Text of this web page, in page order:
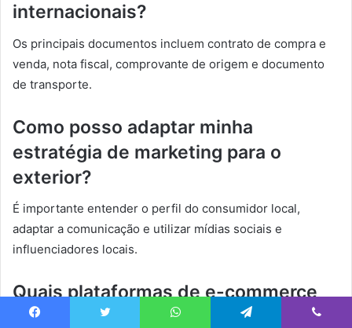
internacionais?
Os principais documentos incluem contrato de compra e
venda, nota fiscal, comprovante de origem e documento
de transporte.
Como posso adaptar minha
estratégia de marketing para o
exterior?
É importante entender o perfil do consumidor local,
adaptar a comunicação e utilizar mídias sociais e
influenciadores locais.
Quais plataformas de e-commerce
são recomendadas para vendas